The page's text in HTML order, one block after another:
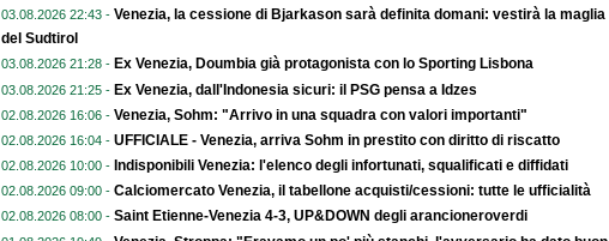
03.08.2026 22:43 - Venezia, la cessione di Bjarkason sarà definita domani: vestirà la maglia
del Sudtirol
03.08.2026 21:28 - Ex Venezia, Doumbia già protagonista con lo Sporting Lisbona
03.08.2026 21:25 - Ex Venezia, dall'Indonesia sicuri: il PSG pensa a Idzes
02.08.2026 16:06 - Venezia, Sohm: "Arrivo in una squadra con valori importanti"
02.08.2026 16:04 - UFFICIALE - Venezia, arriva Sohm in prestito con diritto di riscatto
02.08.2026 10:00 - Indisponibili Venezia: l'elenco degli infortunati, squalificati e diffidati
02.08.2026 09:00 - Calciomercato Venezia, il tabellone acquisti/cessioni: tutte le ufficialità
02.08.2026 08:00 - Saint Etienne-Venezia 4-3, UP&DOWN degli arancioneroverdi